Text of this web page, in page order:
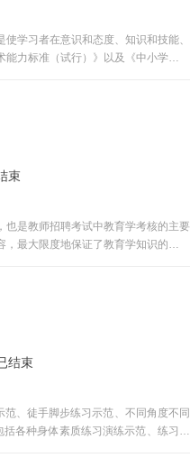
学习者在意识和态度、知识和技能、
力标准（试行）》以及《中小学教师
束
是教师招聘考试中教育学考核的主要
最大限度地保证了教育学知识的系统
为准，不用加群。
结束
徒手脚步练习示范、不同角度不同
各种身体素质练习演练示范、练习方